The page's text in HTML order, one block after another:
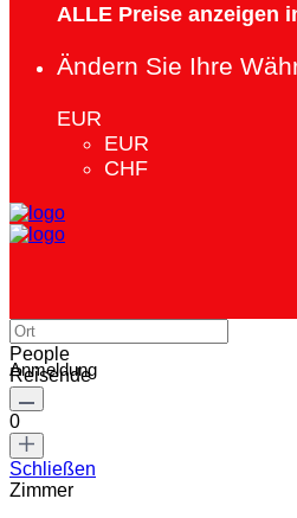
ALLE Preise anzeigen
Ändern Sie Ihre
EUR
EUR
CHF
Anmeldung
People
Reisende
0
Schließen
Zimmer